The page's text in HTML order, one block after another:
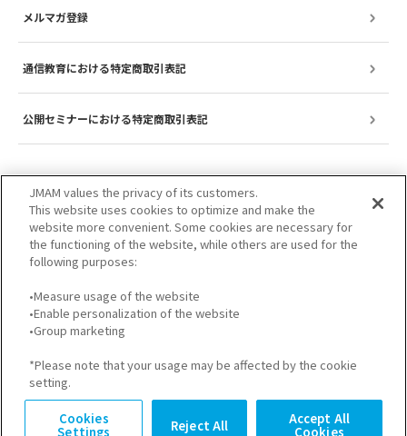
メルマガ登録
通信教育における特定商取引表記
公開セミナーにおける特定商取引表記
サイトのご利用について
個人情報保護方針
JMAM values the privacy of its customers.
This website uses cookies to optimize and make the
website more convenient. Some cookies are necessary for
the functioning of the website, while others are used for the
following purposes:
•Measure usage of the website
•Enable personalization of the website
•Group marketing
*Please note that your usage may be affected by the cookie
setting.
Cookies
Settings Reject All Accept All
Cookies